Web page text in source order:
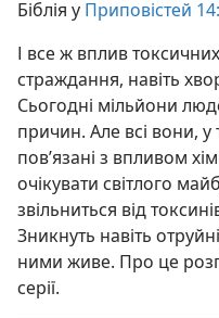
Біблія у Приповістей
І все ж вплив
страждання, навіть
Сьогодні мільйони
причин. Але всі вони, у
пов’язані з впливом
очікувати світлого
звільниться від
Зникнуть навіть
ними живе. Про це
серії.